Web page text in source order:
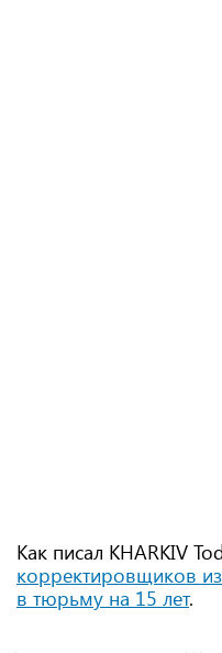
Как писал KHARKIV
корректировщиков
в тюрьму на 15 лет.